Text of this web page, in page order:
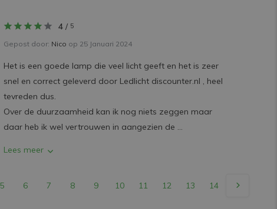
4 / 5
Gepost door: Nico op 25 Januari 2024
Het is een goede lamp die veel licht geeft en het is zeer
snel en correct geleverd door Ledlicht discounter.nl , heel
tevreden dus.
Over de duurzaamheid kan ik nog niets zeggen maar
daar heb ik wel vertrouwen in aangezien de ...
Lees meer
5 6 7 8 9 10 11 12 13 14